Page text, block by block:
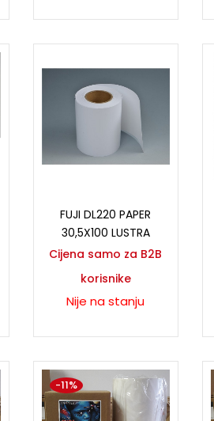
FUJI DL220 PAPER
30,5X100 LUSTRA
Cijena samo za B2B
korisnike
Nije na stanju
-11%